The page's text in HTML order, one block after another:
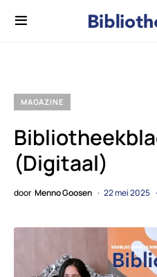
MAGAZINE
(Digitaal)
door Menno Goosen 22 mei 2025